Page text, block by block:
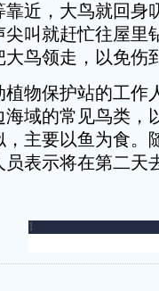
近，大鸟就回身
叫就赶忙往屋里
鸟领走，以免伤
物保护站的工作
域的常见鸟类，
主要以鱼为食。
表示将在第二天